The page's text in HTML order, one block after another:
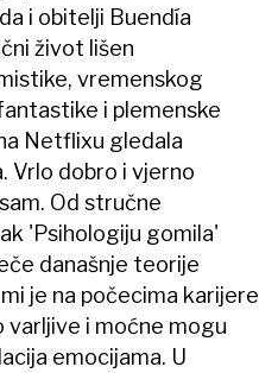
i obitelji Buendía
život lišen
vremenskog
i plemenske
Netflixu gledala
Vrlo dobro i vjerno
Od stručne
'Psihologiju gomila'
današnje teorije
je na počecima karijere
i moćne mogu
emocijama. U